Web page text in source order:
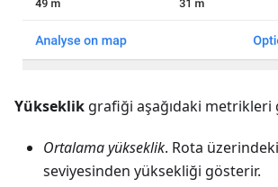
Yükseklik grafiği aşağıdaki
Ortalama yükseklik. Rota
seviyesinden yüksekliği gösterir.